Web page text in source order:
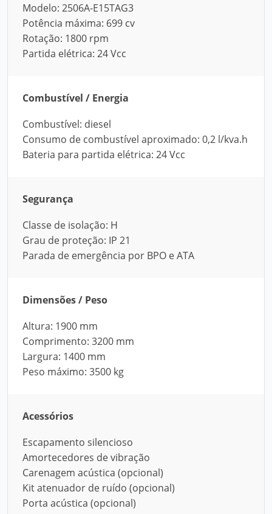
Modelo: 2506A-E15TAG3
Potência máxima: 699 cv
Rotação: 1800 rpm
Partida elétrica: 24 Vcc
Combustível / Energia
Combustível: diesel
Consumo de combustível aproximado: 0,2 l/kva.h
Bateria para partida elétrica: 24 Vcc
Segurança
Classe de isolação: H
Grau de proteção: IP 21
Parada de emergência por BPO e ATA
Dimensões / Peso
Altura: 1900 mm
Comprimento: 3200 mm
Largura: 1400 mm
Peso máximo: 3500 kg
Acessórios
Escapamento silencioso
Amortecedores de vibração
Carenagem acústica (opcional)
Kit atenuador de ruído (opcional)
Porta acústica (opcional)